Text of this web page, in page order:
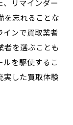
、リマインダー
を忘れることな
インで買取業者
者を選ぶことも
ルを駆使するこ
実した買取体験